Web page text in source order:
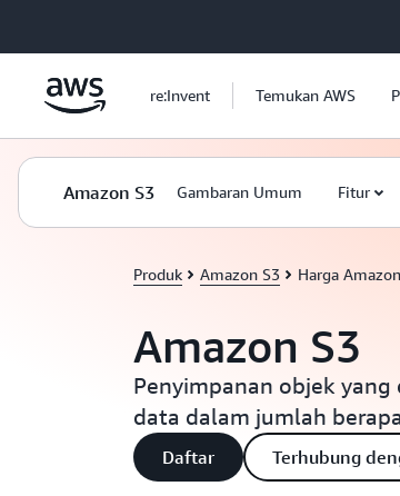
re:Invent Temukan AWS
Amazon S3 Gambaran Umum Fitur
Produk Amazon S3 Harga
Amazon S3
Penyimpanan objek
data dalam jumlah
Daftar Terhubung